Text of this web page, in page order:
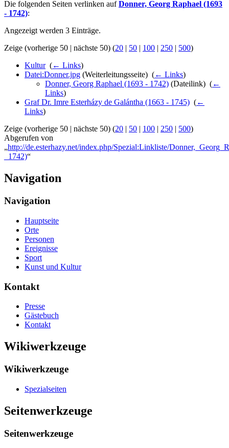
Die folgenden Seiten verlinken aufDonner, Georg Raphael (1693
- 1742):
Angezeigt werden 3 Einträge.
Zeige (vorherige 50 | nächste 50) (20 | 50 | 100 | 250 | 500)
Kultur‎ (← Links)
Datei:Donner.jpg (Weiterleitungsseite) ‎ (← Links)
Donner, Georg Raphael (1693 - 1742) (Dateilink) ‎ (←
Links)
Graf Dr. Imre Esterházy de Galántha (1663 - 1745) (←
Links)
Zeige (vorherige 50 | nächste 50) (20 | 50 | 100 | 250 | 500)
Abgerufen von
„http://de.esterhazy.net/index.php/Spezial:Linkliste/
_1742)“
Navigation
Navigation
Hauptseite
Orte
Personen
Ereignisse
Sport
Kunst und Kultur
Kontakt
Presse
Gästebuch
Kontakt
Wikiwerkzeuge
Wikiwerkzeuge
Spezialseiten
Seitenwerkzeuge
Seitenwerkzeuge